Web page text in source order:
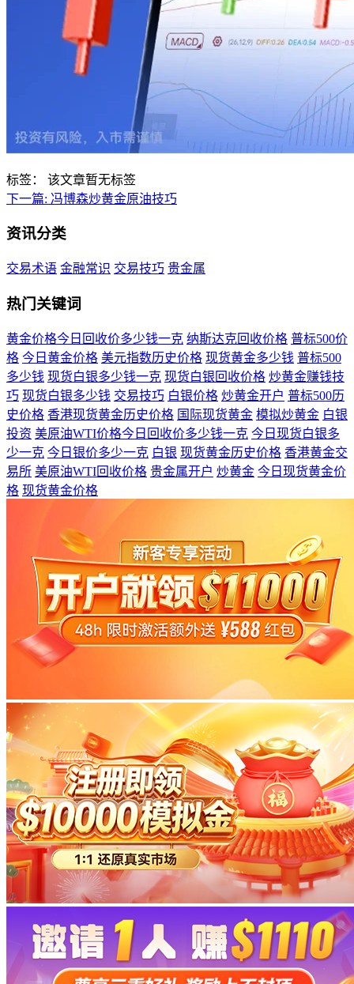
标签：
该文章暂无标签
下一篇: 冯博森炒黄金原油技巧
资讯分类
交易术语 金融常识 交易技巧 贵金属
热门关键词
黄金价格今日回收价多少钱一克 纳斯达克回收价格 普标500价
格 今日黄金价格 美元指数历史价格 现货黄金多少钱 普标500
多少钱 现货白银多少钱一克 现货白银回收价格 炒黄金赚钱技
巧 现货白银多少钱 交易技巧 白银价格 炒黄金开户 普标500历
史价格 香港现货黄金历史价格 国际现货黄金 模拟炒黄金 白银
投资 美原油WTI价格今日回收价多少钱一克 今日现货白银多
少一克 今日银价多少一克 白银 现货黄金历史价格 香港黄金交
易所 美原油WTI回收价格 贵金属开户 炒黄金 今日现货黄金价
格 现货黄金价格